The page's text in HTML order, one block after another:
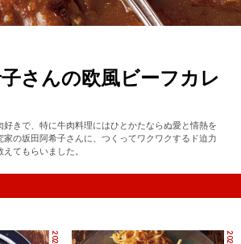
さんの欧風ビーフカレ
好きで、特に牛肉料理にはひとかたならぬ愛と情熱を
家の坂田阿希子さんに、つくってワクワクするド迫力
てもらいました。